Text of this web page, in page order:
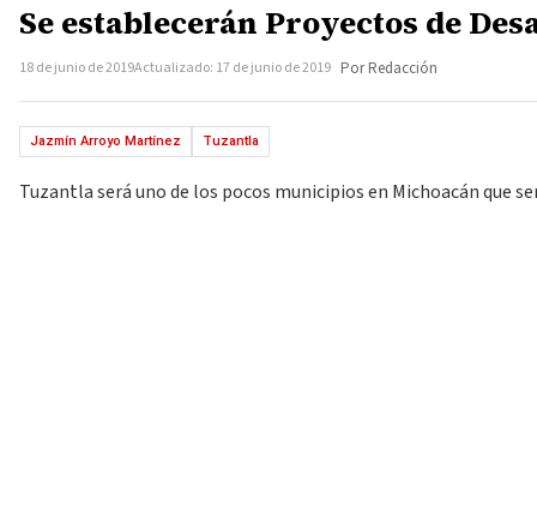
Se establecerán Proyectos de
18 de junio de 2019Actualizado: 17 de junio de 2019 Por Redacción
Jazmín Arroyo Martínez Tuzantla
Tuzantla será uno de los pocos municipios en Michoacán que